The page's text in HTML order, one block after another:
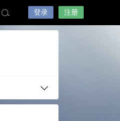
登录 注册